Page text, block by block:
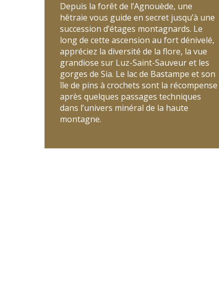
Depuis la forêt de l’Agnouède, une
hêtraie vous guide en secret jusqu’à une
succession d’étages montagnards. Le
long de cette ascension au fort dénivelé,
appréciez la diversité de la flore, la vue
grandiose sur Luz-Saint-Sauveur et les
gorges de Sia. Le lac de Bastampe et son
île de pins à crochets sont la récompense
après quelques passages techniques
dans l’univers minéral de la haute
montagne.